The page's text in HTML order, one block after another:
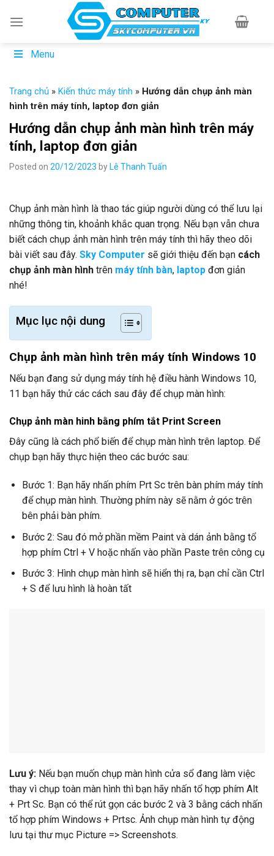
Menu
Trang chủ » Kiến thức máy tính » Hướng dẫn chụp ảnh màn
hình trên máy tính, laptop đơn giản
Hướng dẫn chụp ảnh màn hình trên máy
tính, laptop đơn giản
Posted on 20/12/2023 by Lê Thanh Tuấn
Chụp ảnh màn hình là thao tác giúp người dùng có thể lưu lại
những thông tin, khoảnh khắc quan trọng. Nếu bạn vẫn chưa
biết cách chụp ảnh màn hình trên máy tính thì hãy theo dõi
bài viết sau đây. Sky Computer sẽ giới thiệu đến bạn cách
chụp ảnh màn hình trên máy tính bàn, laptop đơn giản
nhé!
Mục lục nội dung
Chụp ảnh màn hình trên máy tính Windows 10
Nếu bạn đang sử dụng máy tính hệ điều hành Windows 10,
11 bạn hãy thử các cách sau đây để chụp màn hình:
Chụp ảnh màn hinh bằng phím tắt Print Screen
Đây cũng là cách phổ biến để chụp màn hình trên laptop. Để
chụp bạn hãy thực hiện theo các bước sau:
Bước 1: Bạn hãy nhấn phím Prt Sc trên bàn phím máy tính
để chụp màn hình. Thường phím này sẽ nằm ở góc trên
bên phải bàn phím.
Bước 2: Sau đó mở phần mềm Paint và dán ảnh bằng tổ
hợp phím Ctrl + V hoặc nhấn vào phần Paste trên công cụ
Bước 3: Hình chụp màn hình sẽ hiển thị ra, bạn chỉ cần Ctrl
+ S để lưu hình là hoàn tất
Lưu ý: Nếu bạn muốn chụp màn hình cửa sổ đang làm việc
thay vì chụp toàn màn hình thì bạn hãy nhấn tổ hợp phím Alt
+ Prt Sc. Bạn có thể rút gọn các bước 2 và 3 bằng cách nhấn
tổ hợp phím Windows + Prtsc. Ảnh chụp màn hình tự động
lưu tại thư mục Picture => Screenshots.